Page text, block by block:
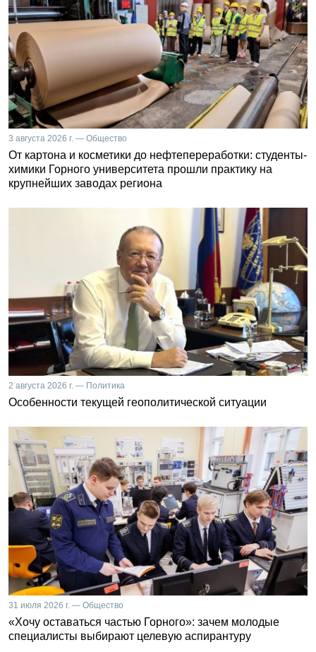
3 августа 2026 г. — Общество
От картона и косметики до нефтепереработки: студенты-
химики Горного университета прошли практику на
крупнейших заводах региона
2 августа 2026 г. — Политика
Особенности текущей геополитической ситуации
31 июля 2026 г. — Общество
«Хочу оставаться частью Горного»: зачем молодые
специалисты выбирают целевую аспирантуру